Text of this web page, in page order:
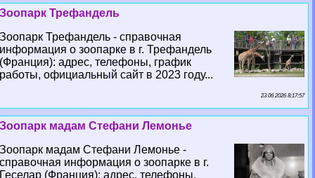
Зоопарк Трефандель
Зоопарк Трефандель - справочная
информация о зоопарке в г. Трефандель
(Франция): адрес, телефоны, график
работы, официальный сайт в 2023 году...
23 06 2026 8:17:57
Зоопарк мадам Стефани Лемонье
Зоопарк мадам Стефани Лемонье -
справочная информация о зоопарке в г.
Геселар (Франция): адрес, телефоны,